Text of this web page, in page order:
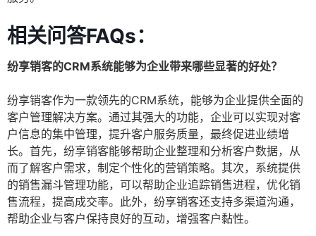
相关问答FAQs：
纷享销客的CRM系统能够为企业带来哪些显著的好处？
纷享销客作为一款领先的CRM系统，能够为企业提供全面的
客户管理解决方案。通过其强大的功能，企业可以实现对客
户信息的集中管理，提升客户服务质量，最终促进业绩增
长。首先，纷享销客能够帮助企业整理和分析客户数据，从
而了解客户需求，制定个性化的营销策略。其次，系统提供
的销售漏斗管理功能，可以帮助企业追踪销售进程，优化销
售流程，提高成交率。此外，纷享销客还支持多渠道沟通，
帮助企业与客户保持良好的互动，增强客户黏性。